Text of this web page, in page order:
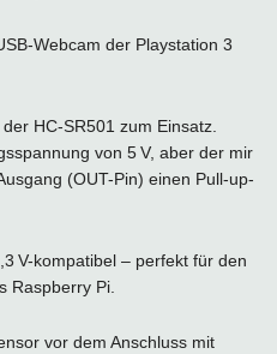
Webcam der Playstation 3
HC-SR501 zum Einsatz.
von 5 V, aber der mir
(OUT-Pin) einen Pull-up-
V-kompatibel – perfekt für den
Raspberry Pi.
vor dem Anschluss mit